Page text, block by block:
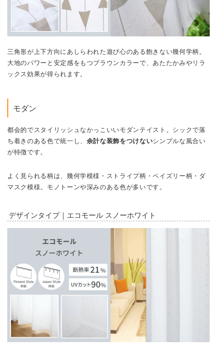
三角形が上下方向にあしらわれた遊び心のある飽きない幾何学柄。
大地のパワーと安定感をもつブラウンカラーで、あたたかみやリラ
ックス効果が得られます。
モダン
都会的でスタイリッシュなかっこいいモダンテイスト。シックで落
ち着きのある色で統一し、 余計な装飾をつけないシンプルな風合い
が特徴です。
よく見られる柄は、幾何学模様・ストライプ柄・ペイズリー柄・ダ
マスク模様。 モノトーンや深みのある色が多いです。
デザインタイプ｜エコモール スノーホワイト